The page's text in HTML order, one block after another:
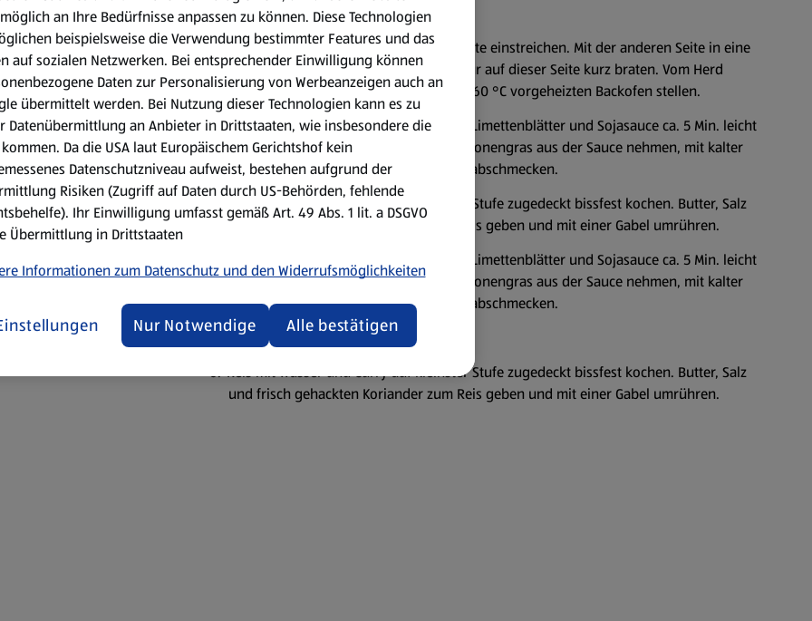
Zubereitungsart:
Lachsfilets auf einer Seite mit Wasabipaste einstreichen. Mit der anderen Seite in eine
heiße Pfanne legen und mit etwas Öl nur auf dieser Seite kurz braten. Vom Herd
nehmen und mit der Pfanne in den auf 60 °C vorgeheizten Backofen stellen.
Kokosmilch, Curry-Paste, Zitronengras, Limettenblätter und Sojasauce ca. 5 Min. leicht
köcheln lassen. Limettenblätter und Zitronengras aus der Sauce nehmen, mit kalter
Butter montieren und mit Wasabipaste abschmecken.
Reis mit Wasser und Curry auf kleinster Stufe zugedeckt bissfest kochen. Butter, Salz
und frisch gehackten Koriander zum Reis geben und mit einer Gabel umrühren.
Kokosmilch, Curry-Paste, Zitronengras, Limettenblätter und Sojasauce ca. 5 Min. leicht
köcheln lassen. Limettenblätter und Zitronengras aus der Sauce nehmen, mit kalter
Butter montieren und mit Wasabipaste abschmecken.
Reis:
Reis mit Wasser und Curry auf kleinster Stufe zugedeckt bissfest kochen. Butter, Salz
und frisch gehackten Koriander zum Reis geben und mit einer Gabel umrühren.
an Ihre Bedürfnisse anpassen zu können. Diese Technologien
beispielsweise die Verwendung bestimmter Features und das
auf sozialen Netzwerken. Bei entsprechender Einwilligung können
Daten zur Personalisierung von Werbeanzeigen auch an
übermittelt werden. Bei Nutzung dieser Technologien kann es zu
Datenübermittlung an Anbieter in Drittstaaten, wie insbesondere die
kommen. Da die USA laut Europäischem Gerichtshof kein
Datenschutzniveau aufweist, bestehen aufgrund der
Risiken (Zugriff auf Daten durch US-Behörden, fehlende
Ihr Einwilligung umfasst gemäß Art. 49 Abs. 1 lit. a DSGVO
Übermittlung in Drittstaaten
Informationen zum Datenschutz und den Widerrufsmöglichkeiten
Nur Notwendige Alle bestätigen